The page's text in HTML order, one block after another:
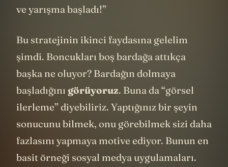
ve yarışma başladı!”
Bu stratejinin ikinci faydasına gelelim
şimdi. Boncukları boş bardağa attıkça
başka ne oluyor? Bardağın dolmaya
başladığını görüyoruz. Buna da “görsel
ilerleme” diyebiliriz. Yaptığınız bir şeyin
sonucunu bilmek, onu görebilmek sizi daha
fazlasını yapmaya motive ediyor. Bunun en
basit örneği sosyal medya uygulamaları.